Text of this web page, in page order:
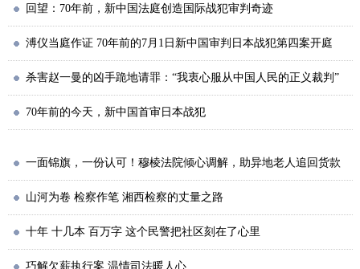
回望：70年前，新中国法庭创造国际战犯审判奇迹
溥仪当庭作证 70年前的7月1日新中国审判日本战犯第四案开庭
杀害赵一曼的凶手跪地请罪：“我衷心服从中国人民的正义裁判”
70年前的今天，新中国首审日本战犯
一面锦旗，一份认可！穆棱法院倾心调解，助异地老人追回货款
山河为卷 检察作笔 湘西检察的丈量之路
十年 十几本 百万字 这个民警把社区刻在了心里
巧解欠薪执行案 温情司法暖人心